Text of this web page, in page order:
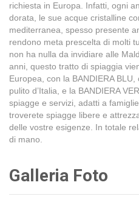
richiesta in Europa. Infatti, ogni
dorata, le sue acque cristalline
mediterranea, spesso presente
rendono meta prescelta di molti
non ha nulla da invidiare alle
anni, questo tratto di spiaggia
Europea, con la BANDIERA
pulito d’Italia, e la BANDIERA
spiagge e servizi, adatti a
troverete spiagge libere e
delle vostre esigenze. In totale
di mano.
Galleria Foto